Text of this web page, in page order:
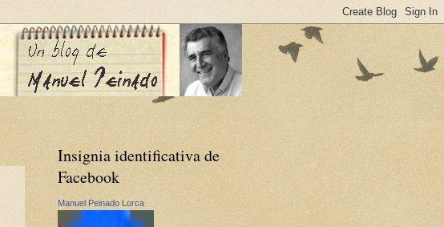
Insignia identificativa de
Facebook
Manuel Peinado Lorca